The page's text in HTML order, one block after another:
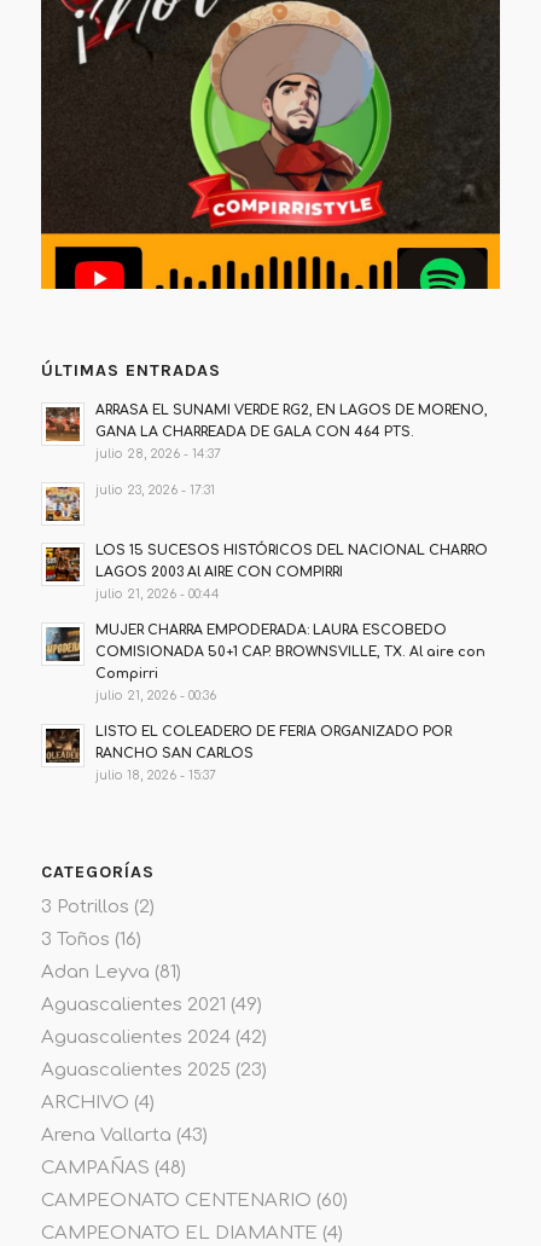
ÚLTIMAS ENTRADAS
ARRASA EL SUNAMI VERDE RG2, EN LAGOS DE MORENO,
GANA LA CHARREADA DE GALA CON 464 PTS.
julio 28, 2026 - 14:37
julio 23, 2026 - 17:31
LOS 15 SUCESOS HISTÓRICOS DEL NACIONAL CHARRO
LAGOS 2003 Al AIRE CON COMPIRRI
julio 21, 2026 - 00:44
MUJER CHARRA EMPODERADA: LAURA ESCOBEDO
COMISIONADA 50+1 CAP. BROWNSVILLE, TX. Al aire con
Compirri
julio 21, 2026 - 00:36
LISTO EL COLEADERO DE FERIA ORGANIZADO POR
RANCHO SAN CARLOS
julio 18, 2026 - 15:37
CATEGORÍAS
3 Potrillos (2)
3 Toños (16)
Adan Leyva (81)
Aguascalientes 2021 (49)
Aguascalientes 2024(42)
Aguascalientes 2025 (23)
ARCHIVO (4)
Arena Vallarta (43)
CAMPAÑAS (48)
CAMPEONATO CENTENARIO (60)
CAMPEONATO EL DIAMANTE (4)